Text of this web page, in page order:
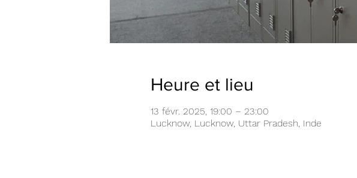
Heure et lieu
13 févr. 2025, 19:00 – 23:00
Lucknow, Lucknow, Uttar Pradesh, Inde